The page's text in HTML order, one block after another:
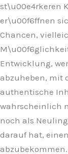
st\u00e4rkeren
er\u00f6ffnen
Chancen,
Entwicklung,
abzuheben, mit
authentische
wahrscheinlich
noch als
darauf hat,